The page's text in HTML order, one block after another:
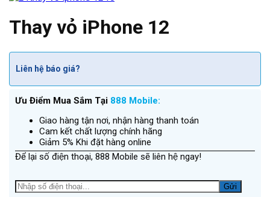
Thay vỏ iPhone 12
Liên hệ báo giá?
Ưu Điểm Mua Sắm Tại 888 Mobile:
Giao hàng tận nơi, nhận hàng thanh toán
Cam kết chất lượng chính hãng
Giảm 5% Khi đặt hàng online
Để lại số điện thoại, 888 Mobile sẽ liên hệ ngay!